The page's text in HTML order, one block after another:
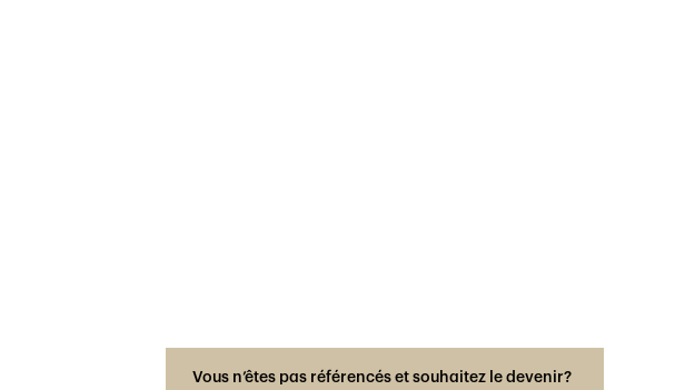
Vous n’êtes pas référencés et souhaitez le devenir?